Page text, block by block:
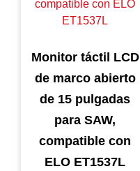
Monitor táctil LCD
de marco abierto
de 15 pulgadas
para SAW,
compatible con
ELO ET1537L